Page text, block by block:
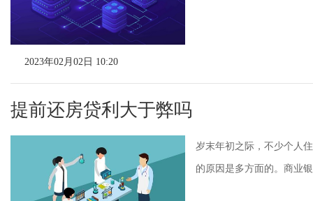
2023年02月02日 10:20
提前还房贷利大于弊吗
岁末年初之际，不少个人
的原因是多方面的。商业